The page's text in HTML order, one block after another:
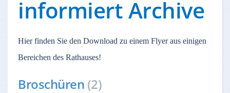
informiert Archive
Hier finden Sie den Download zu einem Flyer aus einigen
Bereichen des Rathauses!
Broschüren (2)